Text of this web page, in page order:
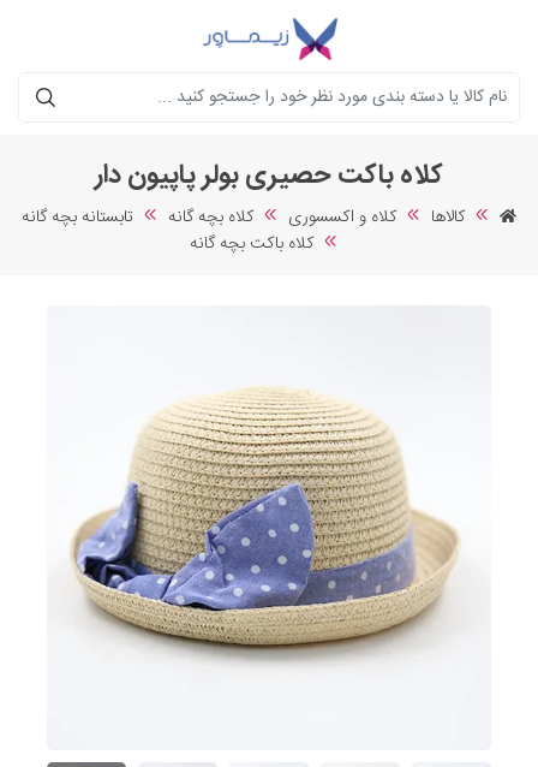
جستجو
کلاه باکت حصیری بولر پاپیون دار
کالاها کلاه و اکسسوری کلاه بچه گانه
تابستانه بچه گانه
کلاه باکت بچه گانه